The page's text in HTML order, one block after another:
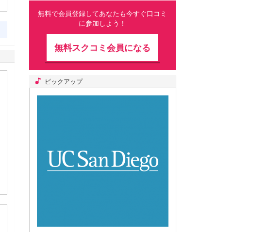
無料で会員登録してあなたも今すぐ口コミ
に参加しよう！
無料スクコミ会員になる
ピックアップ